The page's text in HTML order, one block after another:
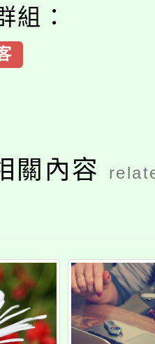
組：
關內容